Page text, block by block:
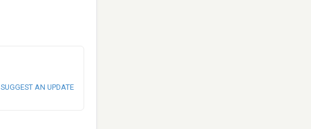
SUGGEST AN UPDATE